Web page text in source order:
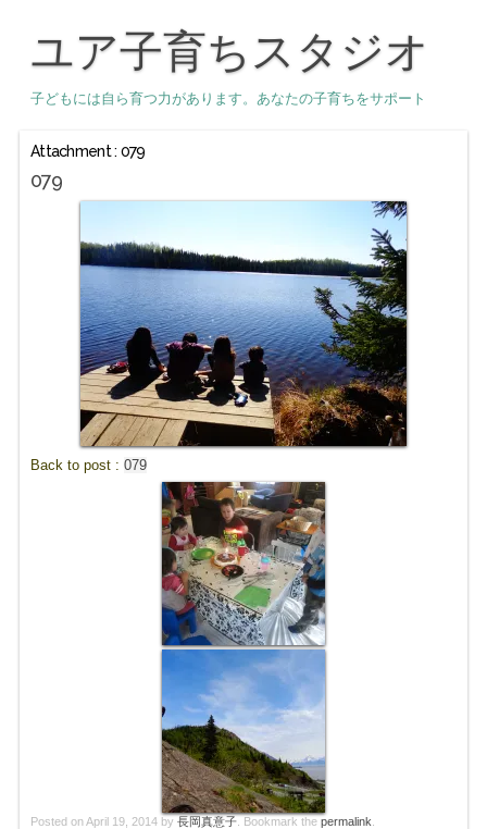
ユア子育ちスタジオ
子どもには自ら育つ力があります。あなたの子育ちをサポート
Attachment : 079
079
Back to post : 079
Posted onApril 19, 2014 by 長岡真意子. Bookmark the permalink